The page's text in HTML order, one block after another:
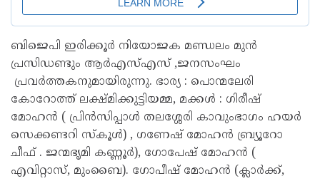
ബിജെപി ഇരിക്കൂർ നിയോജക മണ്ഡലം മുൻ
പ്രസിഡണ്ടും ആർഎസ്എസ് ,ജനസംഘം
പ്രവർത്തകനുമായിരുന്നു. ഭാര്യ : പൊന്മലേരി
കോറോത്ത് ലക്ഷ്മിക്കുട്ടിയമ്മ, മക്കൾ : ഗിരീഷ്
മോഹൻ ( പ്രിൻസിപ്പാൾ തലശ്ശേരി കാവുംഭാഗം ഹയർ
സെക്കണ്ടറി സ്‌കൂൾ) , ഗണേഷ് മോഹൻ ബ്ര്യൂറോ
ചീഫ് . ജന്മഭൃമി കണ്ണൂർ), ഗോപേഷ് മോഹൻ (
എവിറ്റാസ്, മുംബൈ). ഗോപീഷ് മോഹൻ (ക്ലാർക്ക്,